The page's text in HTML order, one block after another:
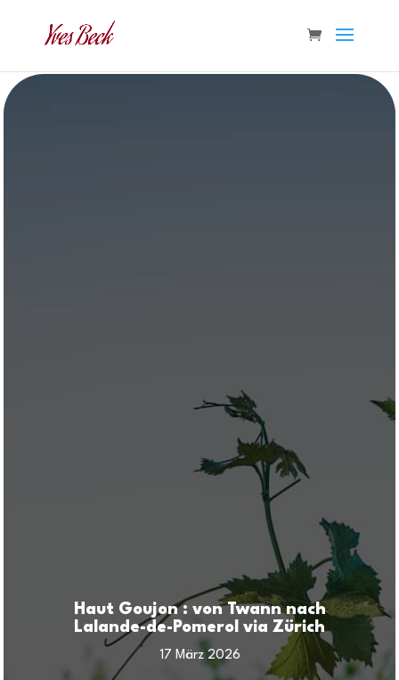
Haut Goujon : von Twann nach
Lalande-de-Pomerol via Zürich
17 März 2026